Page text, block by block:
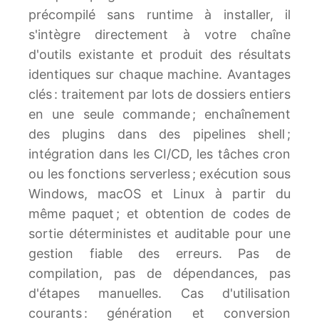
précompilé sans runtime à installer, il
s'intègre directement à votre chaîne
d'outils existante et produit des résultats
identiques sur chaque machine. Avantages
clés : traitement par lots de dossiers entiers
en une seule commande ; enchaînement
des plugins dans des pipelines shell ;
intégration dans les CI/CD, les tâches cron
ou les fonctions serverless ; exécution sous
Windows, macOS et Linux à partir du
même paquet ; et obtention de codes de
sortie déterministes et auditable pour une
gestion fiable des erreurs. Pas de
compilation, pas de dépendances, pas
d'étapes manuelles. Cas d'utilisation
courants : génération et conversion